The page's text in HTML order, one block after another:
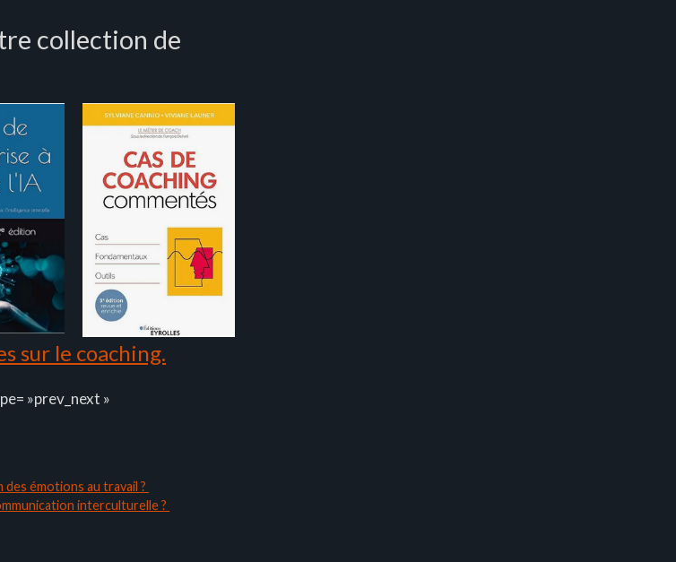
collection de
sur le coaching.
»prev_next »
émotions au travail ?
interculturelle ?